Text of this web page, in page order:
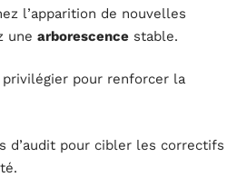
l’apparition de nouvelles
une arborescence stable.
pour renforcer la
d’audit pour cibler les correctifs